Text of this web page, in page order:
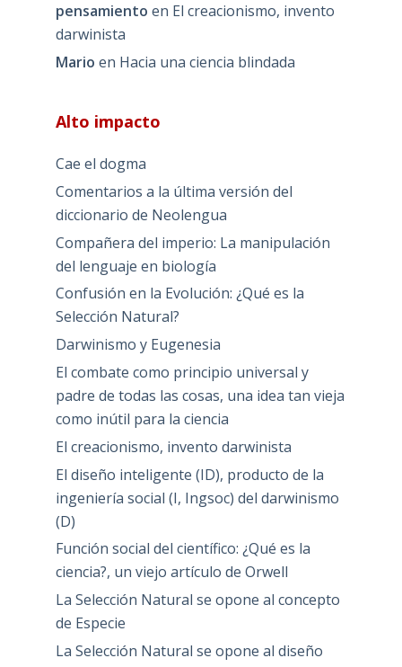
pensamiento en El creacionismo, invento
darwinista
Mario en Hacia una ciencia blindada
Alto impacto
Cae el dogma
Comentarios a la última versión del
diccionario de Neolengua
Compañera del imperio: La manipulación
del lenguaje en biología
Confusión en la Evolución: ¿Qué es la
Selección Natural?
Darwinismo y Eugenesia
El combate como principio universal y
padre de todas las cosas, una idea tan vieja
como inútil para la ciencia
El creacionismo, invento darwinista
El diseño inteligente (ID), producto de la
ingeniería social (I, Ingsoc) del darwinismo
(D)
Función social del científico: ¿Qué es la
ciencia?, un viejo artículo de Orwell
La Selección Natural se opone al concepto
de Especie
La Selección Natural se opone al diseño